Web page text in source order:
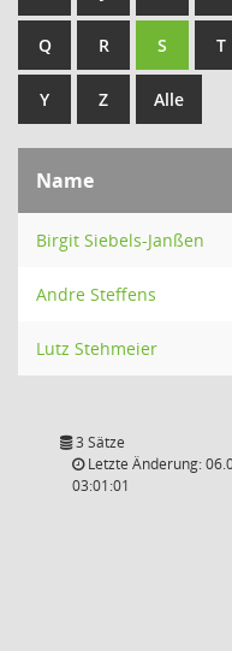
Q R S T
Y Z Alle
Name
Birgit Siebels-Janßen
Andre Steffens
Lutz Stehmeier
3 Sätze
Letzte Änderung:
03:01:01